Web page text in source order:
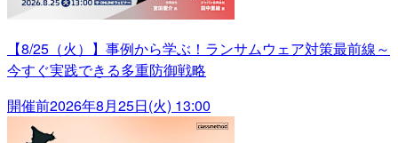
【8/25（火）】事例から学ぶ！ランサムウェア対策最前線～
今すぐ実践できる多重防御戦略
開催前2026年8月25日(火) 13:00